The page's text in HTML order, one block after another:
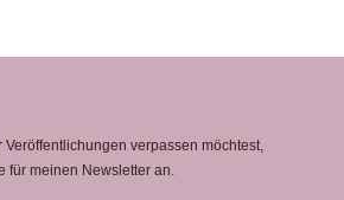
verpassen möchtest,
für meinen Newsletter an.